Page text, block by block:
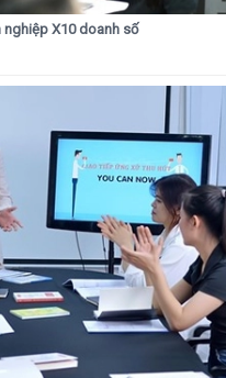
nghiệp X10 doanh số